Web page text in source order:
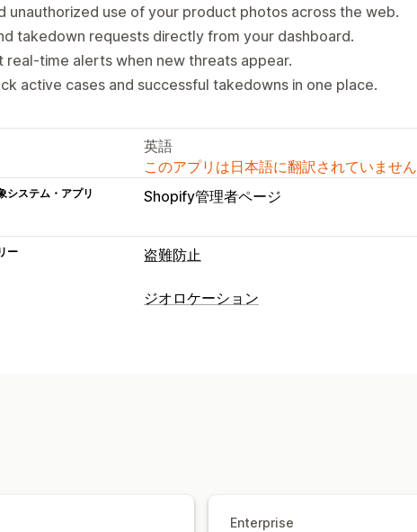
unauthorized use of your product photos across the web.
takedown requests directly from your dashboard.
real-time alerts when new threats appear.
active cases and successful takedowns in one place.
英語
このアプリは日本語に翻訳されていません
システム・アプリ Shopify管理者ページ
ー 盗難防止
保護されたアセット
ジオロケーション
Enterprise